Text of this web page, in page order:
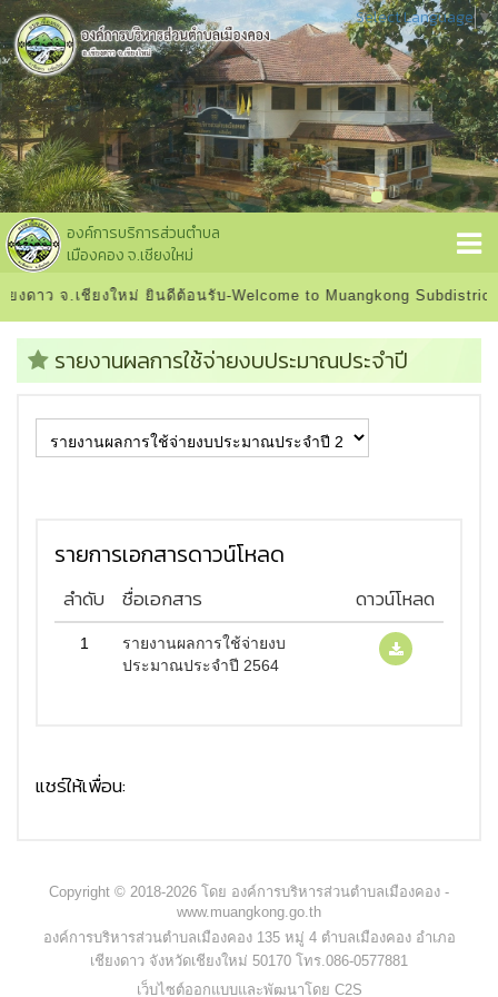
องค์การบริการส่วนตำบล
เมืองคอง จ.เชียงใหม่
งดาว จ.เชียงใหม่ ยินดีต้อนรับ-Welcome to Muangkong Subdistrict
Select Language▼
รายงานผลการใช้จ่ายงบประมาณประจำปี
รายการเอกสารดาวน์โหลด
ลำดับ ชื่อเอกสาร ดาวน์โหลด
1
รายงานผลการใช้จ่ายงบ
ประมาณประจำปี 2564
แชร์ให้เพื่อน:
Copyright © 2018-2026 โดย องค์การบริหารส่วนตำบลเมืองคอง -
www.muangkong.go.th
องค์การบริหารส่วนตำบลเมืองคอง 135 หมู่ 4 ตำบลเมืองคอง อำเภอ
เชียงดาว จังหวัดเชียงใหม่ 50170 โทร.086-0577881
เว็บไซต์ออกแบบและพัฒนาโดย C2S